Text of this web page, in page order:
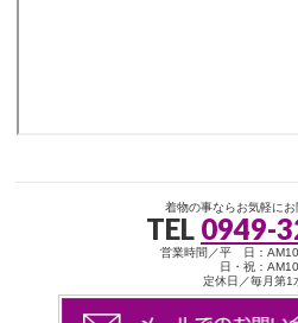
着物の事ならお気軽に
TEL 0949-
営業時間／平 日：
日・祝：
定休日／毎月第1